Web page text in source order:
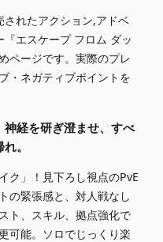
れたアクション,アドベ
エスケープ フロム ダッ
ページです。実際のプレ
・ネガティブポイントを
経を研ぎ澄ませ、すべ
。
ク」！見下ろし視点のPvE
の緊張感と、対人戦なし
ト、スキル、拠点強化で
可能。ソロでじっくり楽